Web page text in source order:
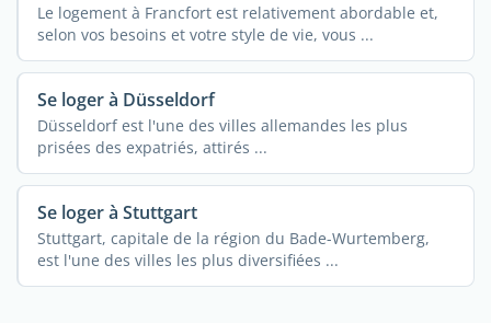
Le logement à Francfort est relativement abordable et,
selon vos besoins et votre style de vie, vous ...
Se loger à Düsseldorf
Düsseldorf est l'une des villes allemandes les plus
prisées des expatriés, attirés ...
Se loger à Stuttgart
Stuttgart, capitale de la région du Bade-Wurtemberg,
est l'une des villes les plus diversifiées ...